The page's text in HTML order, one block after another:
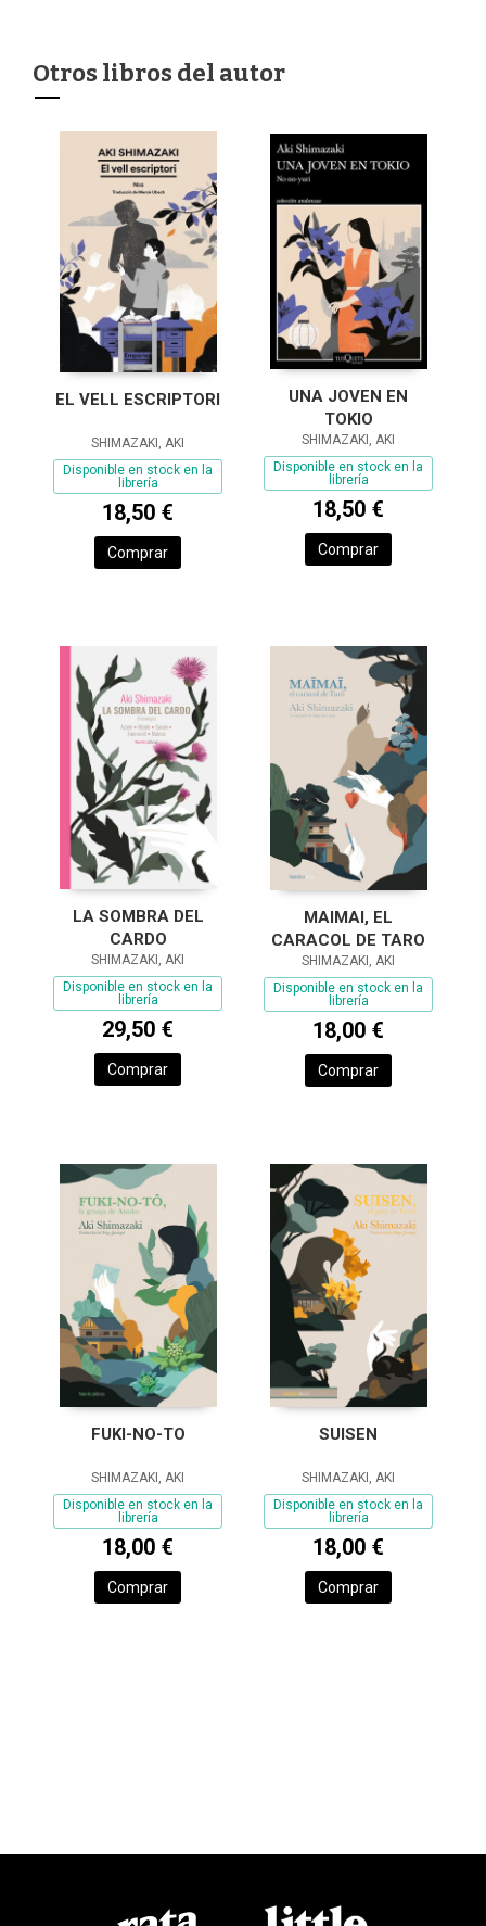
Otros libros del autor
EL VELL ESCRIPTORI
SHIMAZAKI, AKI
Disponible en stock en la
librería
18,50 €
Comprar
UNA JOVEN EN
TOKIO
SHIMAZAKI, AKI
Disponible en stock en la
librería
18,50 €
Comprar
LA SOMBRA DEL
CARDO
SHIMAZAKI, AKI
Disponible en stock en la
librería
29,50 €
Comprar
MAIMAI, EL
CARACOL DE TARO
SHIMAZAKI, AKI
Disponible en stock en la
librería
18,00 €
Comprar
FUKI-NO-TO
SHIMAZAKI, AKI
Disponible en stock en la
librería
18,00 €
Comprar
SUISEN
SHIMAZAKI, AKI
Disponible en stock en la
librería
18,00 €
Comprar